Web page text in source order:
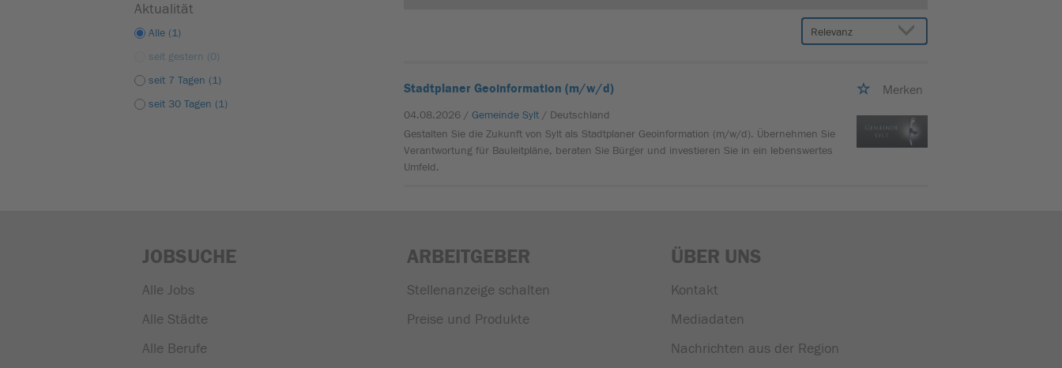
Aktualität
Alle (1)
seit gestern (0)
seit 7 Tagen (1)
seit 30 Tagen (1)
Stadtplaner Geoinformation (m/w/d) Merken
04.08.2026 /Gemeinde Sylt / Deutschland
Gestalten Sie die Zukunft von Sylt als Stadtplaner Geoinformation (m/w/d). Übernehmen Sie
Verantwortung für Bauleitpläne, beraten Sie Bürger und investieren Sie in ein lebenswertes
Umfeld.
JOBSUCHE
Alle Jobs
Alle Städte
Alle Berufe
ARBEITGEBER
Stellenanzeige schalten
Preise und Produkte
ÜBER UNS
Kontakt
Mediadaten
Nachrichten aus der Region